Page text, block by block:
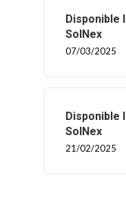
Disponible
SolNex
07/03/2025
Disponible
SolNex
21/02/2025